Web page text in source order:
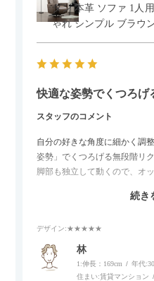
ダン 本革 ソファ 1人
ゃれ シンプル ブラウ
快適な姿勢でくつろげ
スタッフのコメント
自分の好きな角度に細かく調
姿勢」でくつろげる無段階リ
脚部も独立して動くので、オ
スマホやタブレットを充電し
個人的にはコードレス＆充電
にせず、好きな場所に置ける
続き
デザイン:★★★★★
林
1:伸長：169cm 年代:
住まい:賃貸マンション